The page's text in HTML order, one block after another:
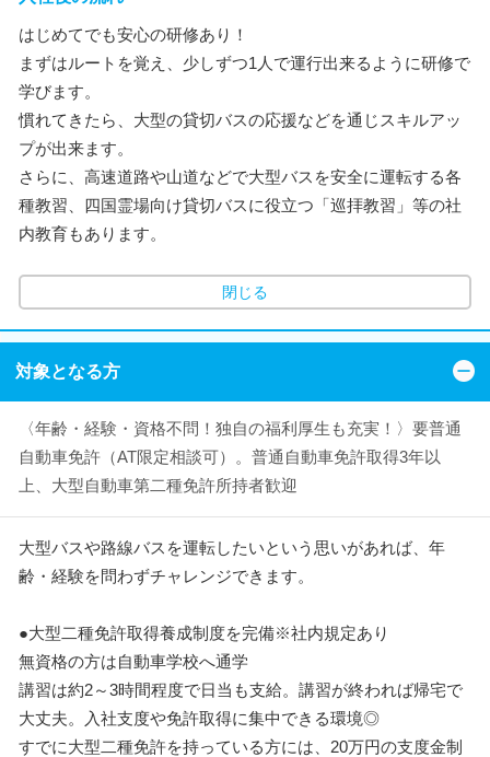
はじめてでも安心の研修あり！
まずはルートを覚え、少しずつ1人で運行出来るように研修で
学びます。
慣れてきたら、大型の貸切バスの応援などを通じスキルアッ
プが出来ます。
さらに、高速道路や山道などで大型バスを安全に運転する各
種教習、四国霊場向け貸切バスに役立つ「巡拝教習」等の社
内教育もあります。
閉じる
対象となる方
〈年齢・経験・資格不問！独自の福利厚生も充実！〉要普通
自動車免許（AT限定相談可）。普通自動車免許取得3年以
上、大型自動車第二種免許所持者歓迎
大型バスや路線バスを運転したいという思いがあれば、年
齢・経験を問わずチャレンジできます。
●大型二種免許取得養成制度を完備※社内規定あり
無資格の方は自動車学校へ通学
講習は約2～3時間程度で日当も支給。講習が終われば帰宅で
大丈夫。入社支度や免許取得に集中できる環境◎
すでに大型二種免許を持っている方には、20万円の支度金制